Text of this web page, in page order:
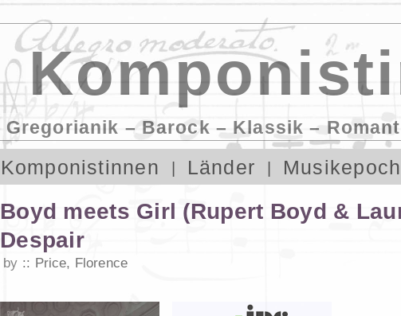
Gregorianik – Barock – Klassik –
Komponistinnen Länder
Boyd meets Girl (Rupert Boyd &
Despair
by Price, Florence